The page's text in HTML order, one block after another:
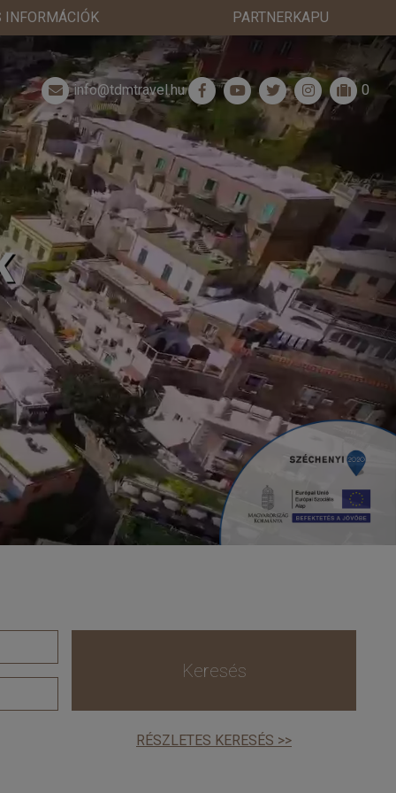
INFORMÁCIÓK PARTNERKAPU
info@tdmtravel.hu 0
Keresés
RÉSZLETES KERESÉS >>